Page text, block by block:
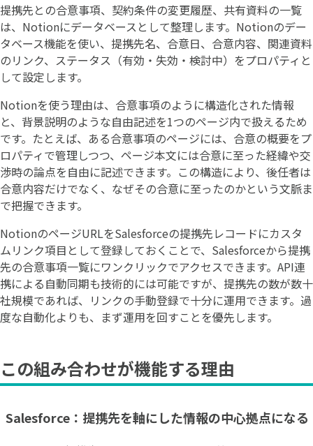
提携先との合意事項、契約条件の変更履歴、共有資料の一覧
は、Notionにデータベースとして整理します。Notionのデー
タベース機能を使い、提携先名、合意日、合意内容、関連資料
のリンク、ステータス（有効・失効・検討中）をプロパティと
して設定します。
Notionを使う理由は、合意事項のように構造化された情報
と、背景説明のような自由記述を1つのページ内で扱えるため
です。たとえば、ある合意事項のページには、合意の概要をプ
ロパティで管理しつつ、ページ本文には合意に至った経緯や交
渉時の論点を自由に記述できます。この構造により、後任者は
合意内容だけでなく、なぜその合意に至ったのかという文脈ま
で把握できます。
NotionのページURLをSalesforceの提携先レコードにカスタ
ムリンク項目として登録しておくことで、Salesforceから提携
先の合意事項一覧にワンクリックでアクセスできます。API連
携による自動同期も技術的には可能ですが、提携先の数が数十
社規模であれば、リンクの手動登録で十分に運用できます。過
度な自動化よりも、まず運用を回すことを優先します。
この組み合わせが機能する理由
Salesforce：提携先を軸にした情報の中心拠点になる